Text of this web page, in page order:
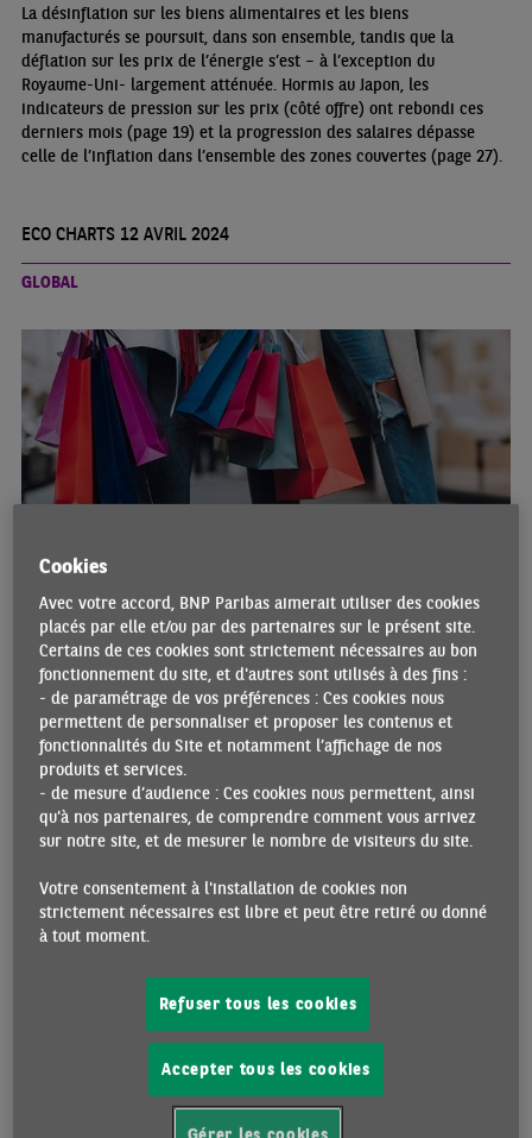
La désinflation sur les biens alimentaires et les biens
manufacturés se poursuit, dans son ensemble, tandis que la
déflation sur les prix de l’énergie s’est – à l’exception du
Royaume-Uni- largement atténuée. Hormis au Japon, les
indicateurs de pression sur les prix (côté offre) ont rebondi ces
derniers mois (page 19) et la progression des salaires dépasse
celle de l’inflation dans l’ensemble des zones couvertes (page 27).
ECO CHARTS 12 AVRIL 2024
GLOBAL
BAROMÈTRE DE L’INFLATION - AVRIL 2024 |
L’INFLATION RESTE ORIENTÉE À LA BAISSE, À
L’EXCEPTION DES ÉTATS-UNIS
12/04/2024 •Par Hélène BAUDCHON et Guillaume DERRIEN
Malgré le rebond aux États-Unis, l’inflation continue globalement
de marquer le pas dans les pays du G7 et dans l’ensemble de la
zone euro. Au Japon, le maintien des prix à la consommation au-
dessus des 2% restera compliqué à court terme, du fait de
l’essoufflement des dynamiques de hausse observées cet hiver :
l‘inflation a bien rebondi en février du fait d’effets de base, mais le
3m/3m annualisé est retombé à 1,3%. Côté services, la baisse de
L'augmentation historique des salaires accordée à l’issue du
Shunto (5,3% au total, dont 3,7% en salaire de base) confortera
néanmoins la BoJ dans sa démarche de normalisation (très
ECO CHARTS 15 MARS 2024
Cookies
Avec votre accord, BNP Paribas aimerait utiliser des cookies
placés par elle et/ou par des partenaires sur le présent site.
Certains de ces cookies sont strictement nécessaires au bon
fonctionnement du site, et d'autres sont utilisés à des fins :
- de paramétrage de vos préférences : Ces cookies nous
permettent de personnaliser et proposer les contenus et
fonctionnalités du Site et notamment l’affichage de nos
produits et services.
- de mesure d’audience : Ces cookies nous permettent, ainsi
qu'à nos partenaires, de comprendre comment vous arrivez
sur notre site, et de mesurer le nombre de visiteurs du site.
Votre consentement à l'installation de cookies non
strictement nécessaires est libre et peut être retiré ou donné
à tout moment.
Refuser tous les cookies
Accepter tous les cookies